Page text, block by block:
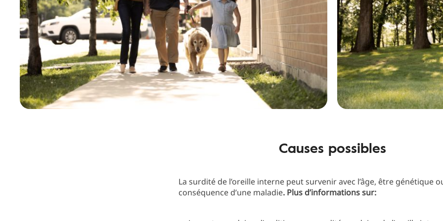
Causes possibles
La surdité de l’oreille interne peut survenir avec l’âge, être génétique
conséquence d’une maladie. Plus d’informations sur: